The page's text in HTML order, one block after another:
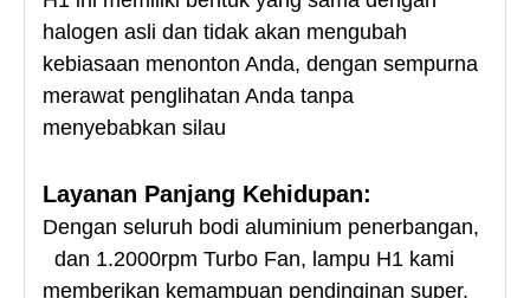
halogen asli dan tidak akan mengubah
kebiasaan menonton Anda, dengan sempurna
merawat penglihatan Anda tanpa
menyebabkan silau
Layanan Panjang Kehidupan:
Dengan seluruh bodi aluminium penerbangan,
dan 1.2000rpm Turbo Fan, lampu H1 kami
memberikan kemampuan pendinginan super,